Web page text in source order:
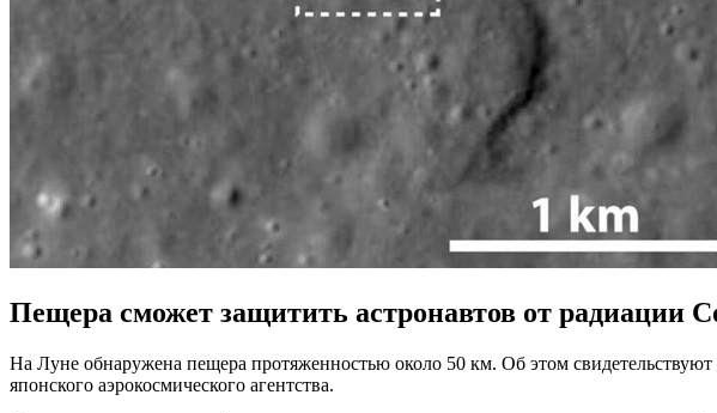
Пещера сможет защитить астронавтов от радиации
На Луне обнаружена пещера протяженностью около 50 км. Об этом свидетельствуют
японского аэрокосмического агентства.